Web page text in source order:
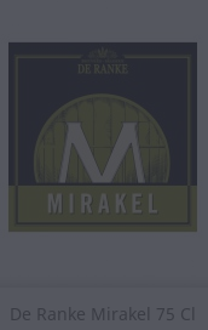
De Ranke Mirakel 75 Cl
Anteprima